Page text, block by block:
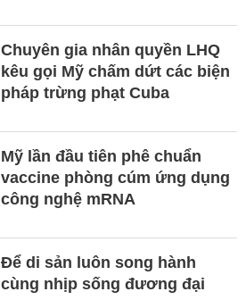
Chuyên gia nhân quyền LHQ
kêu gọi Mỹ chấm dứt các biện
pháp trừng phạt Cuba
Mỹ lần đầu tiên phê chuẩn
vaccine phòng cúm ứng dụng
công nghệ mRNA
Để di sản luôn song hành
cùng nhịp sống đương đại